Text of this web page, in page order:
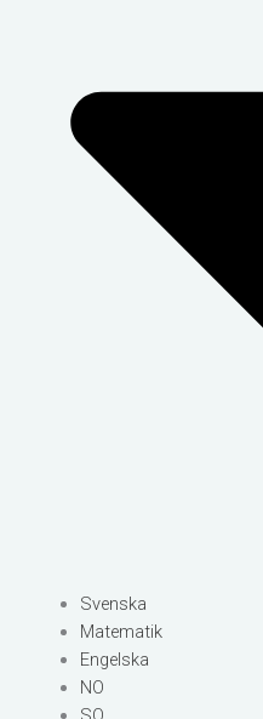
Svenska
Matematik
Engelska
NO